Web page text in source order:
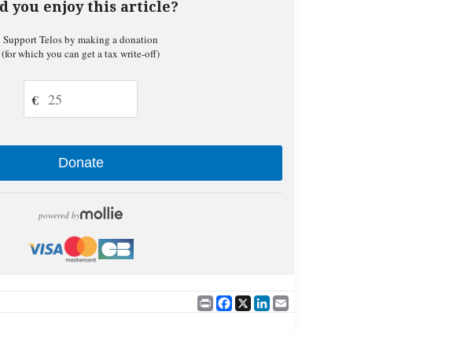
you enjoy this article?
Support Telos by making a donation
(for which you can get a tax write-off)
€
Donate
powered by
PrintFacebook
X LinkedIn
Email